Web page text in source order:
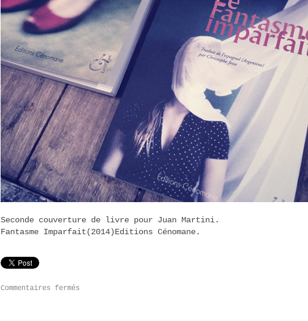
Seconde couverture de livre pour Juan
Fantasme Imparfait(2014)Editions Cénomane.
Commentaires fermés